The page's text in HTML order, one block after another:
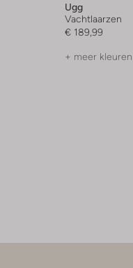
Ugg
Vachtlaarzen
€ 189,99
+ meer kleuren